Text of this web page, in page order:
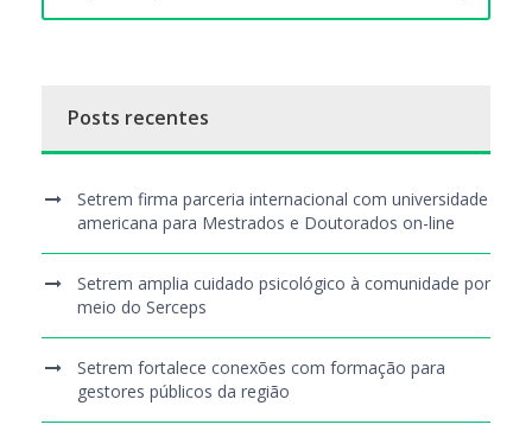
Posts recentes
Setrem firma parceria internacional com universidade
americana para Mestrados e Doutorados on-line
Setrem amplia cuidado psicológico à comunidade por
meio do Serceps
Setrem fortalece conexões com formação para
gestores públicos da região